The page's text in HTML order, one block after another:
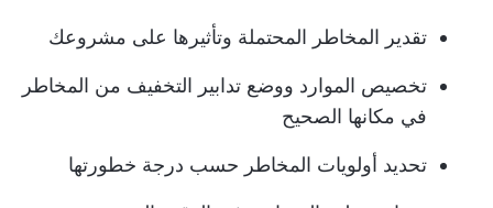
تقدير المخاطر المحتملة وتأثيرها على مشروعك
تخصيص الموارد ووضع تدابير التخفيف من المخاطر
في مكانها الصحيح
تحديد أولويات المخاطر حسب درجة خطورتها